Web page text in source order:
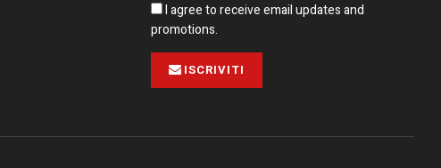
I agree to receive email updates and
promotions.
ISCRIVITI